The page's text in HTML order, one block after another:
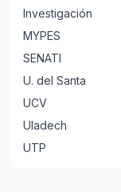
Investigación
MYPES
SENATI
U. del Santa
UCV
Uladech
UTP